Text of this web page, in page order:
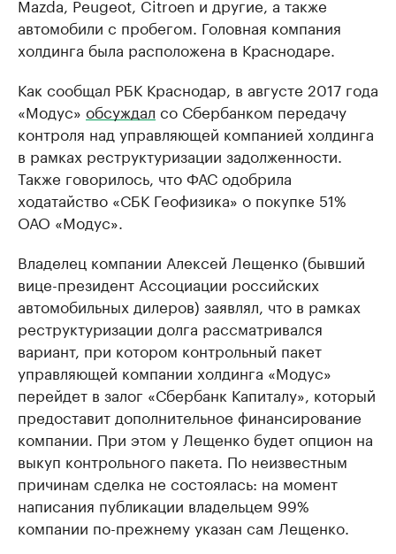
Mazda, Peugeot, Citroen и другие, а также
автомобили с пробегом. Головная компания
холдинга была расположена в Краснодаре.
Как сообщал РБК Краснодар, в августе 2017 года
«Модус» обсуждал со Сбербанком передачу
контроля над управляющей компанией холдинга
в рамках реструктуризации задолженности.
Также говорилось, что ФАС одобрила
ходатайство «СБК Геофизика» о покупке 51%
ОАО «Модус».
Владелец компании Алексей Лещенко (бывший
вице-президент Ассоциации российских
автомобильных дилеров) заявлял, что в рамках
реструктуризации долга рассматривался
вариант, при котором контрольный пакет
управляющей компании холдинга «Модус»
перейдет в залог «Сбербанк Капиталу», который
предоставит дополнительное финансирование
компании. При этом у Лещенко будет опцион на
выкуп контрольного пакета. По неизвестным
причинам сделка не состоялась: на момент
написания публикации владельцем 99%
компании по-прежнему указан сам Лещенко.